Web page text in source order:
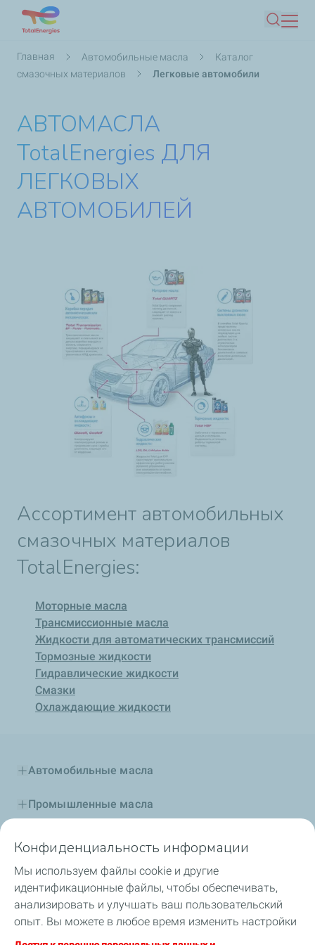
основному
содержанию
Поиск
Строка
навигации
Главная Автомобильные масла
Каталог
смазочных материалов
Легковые автомобили
АВТОМАСЛА
TotalEnergies ДЛЯ
ЛЕГКОВЫХ
АВТОМОБИЛЕЙ
Ассортимент автомобильных
смазочных материалов
TotalEnergies:
Моторные масла
Трансмиссионные масла
Жидкости для автоматических трансмиссий
Тормозные жидкости
Гидравлические жидкости
Смазки
Охлаждающие жидкости
Автомобильные масла
Промышленные масла
Специальные жидкости
Автоспорт и TotalEnergies
Конфиденциальность информации
Мы используем файлы cookie и другие
идентификационные файлы, чтобы обеспечивать,
анализировать и улучшать ваш пользовательский
опыт. Вы можете в любое время изменить настройки
файлов cookie, нажав на кнопку «Управлять моими